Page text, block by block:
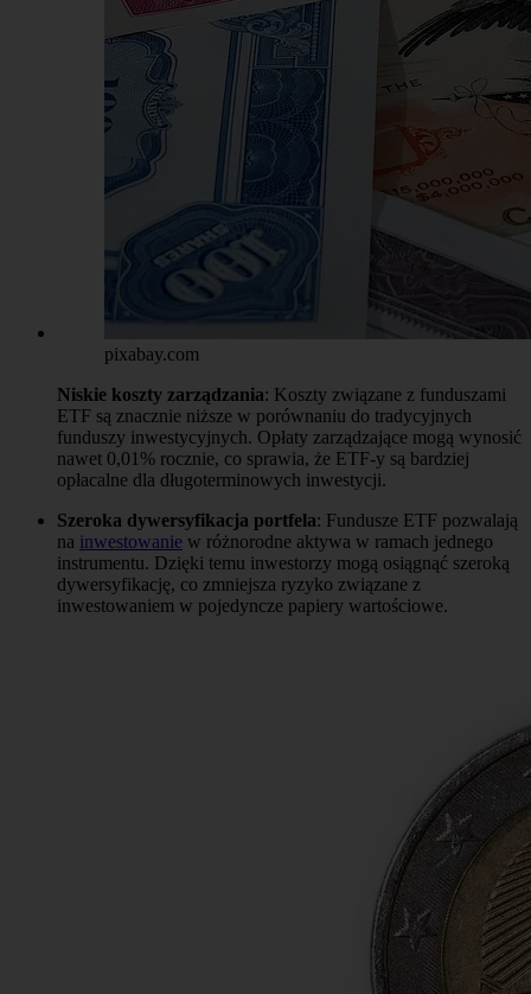
pixabay.com
Niskie koszty zarządzania: Koszty związane z funduszami
ETF są znacznie niższe w porównaniu do tradycyjnych
funduszy inwestycyjnych. Opłaty zarządzające mogą wynosić
nawet 0,01% rocznie, co sprawia, że ETF-y są bardziej
opłacalne dla długoterminowych inwestycji.
Szeroka dywersyfikacja portfela: Fundusze ETF pozwalają
na inwestowanie w różnorodne aktywa w ramach jednego
instrumentu. Dzięki temu inwestorzy mogą osiągnąć szeroką
dywersyfikację, co zmniejsza ryzyko związane z
inwestowaniem w pojedyncze papiery wartościowe.